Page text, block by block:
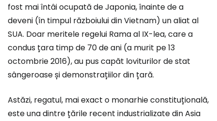
fost mai întâi ocupată de Japonia, înainte de a
deveni (în timpul războiului din Vietnam) un aliat al
SUA. Doar meritele regelui Rama al IX-lea, care a
condus țara timp de 70 de ani (a murit pe 13
octombrie 2016), au pus capăt loviturilor de stat
sângeroase și demonstrațiilor din țară.
Astăzi, regatul, mai exact o monarhie constituțională,
este una dintre țările recent industrializate din Asia